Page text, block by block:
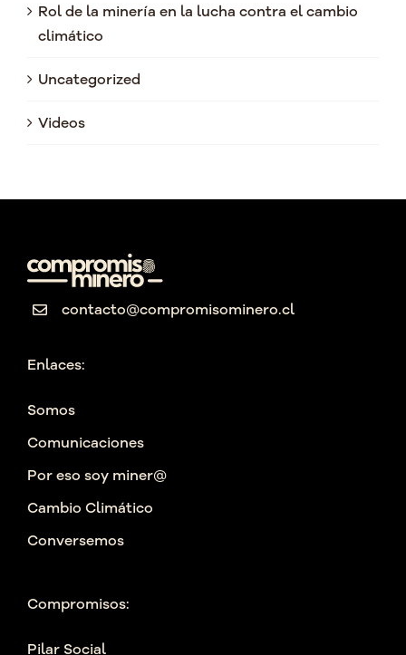
Rol de la minería en la lucha contra el cambio
climático
Uncategorized
Videos
contacto@compromisominero.cl
Enlaces:
Somos
Comunicaciones
Por eso soy miner@
Cambio Climático
Conversemos
Compromisos:
Pilar Social